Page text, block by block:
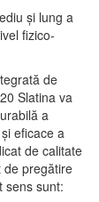
şi lung a
fizico-
de
Slatina va
a
eficace a
de calitate
de pregătire
sens sunt: